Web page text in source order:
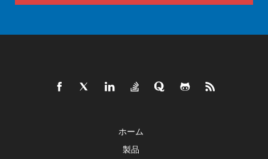
ホーム
製品